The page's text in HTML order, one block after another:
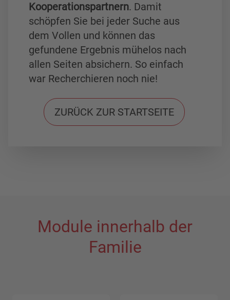
Kooperationspartnern. Damit
schöpfen Sie bei jeder Suche aus
dem Vollen und können das
gefundene Ergebnis mühelos nach
allen Seiten absichern. So einfach
war Recherchieren noch nie!
ZURÜCK ZUR STARTSEITE
Module innerhalb der
Familie